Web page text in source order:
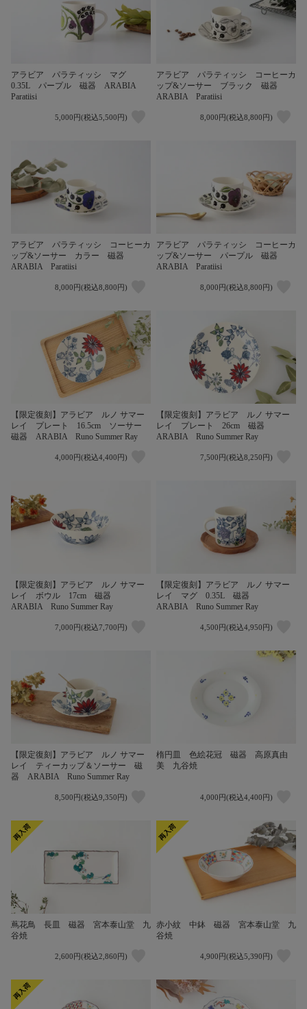
アラビア パラティッシ マグ
0.35L パープル 磁器 ARABIA
Paratiisi
5,000円(税込5,500円)
アラビア パラティッシ コーヒーカ
ップ&ソーサー ブラック 磁器
ARABIA Paratiisi
8,000円(税込8,800円)
アラビア パラティッシ コーヒーカ
ップ&ソーサー カラー 磁器
ARABIA Paratiisi
8,000円(税込8,800円)
アラビア パラティッシ コーヒーカ
ップ&ソーサー パープル 磁器
ARABIA Paratiisi
8,000円(税込8,800円)
【限定復刻】アラビア ルノ サマー
レイ プレート 16.5cm ソーサー
磁器 ARABIA Runo Summer Ray
4,000円(税込4,400円)
【限定復刻】アラビア ルノ サマー
レイ プレート 26cm 磁器
ARABIA Runo Summer Ray
7,500円(税込8,250円)
【限定復刻】アラビア ルノ サマー
レイ ボウル 17cm 磁器
ARABIA Runo Summer Ray
7,000円(税込7,700円)
【限定復刻】アラビア ルノ サマー
レイ マグ 0.35L 磁器
ARABIA Runo Summer Ray
4,500円(税込4,950円)
【限定復刻】アラビア ルノ サマー
レイ ティーカップ＆ソーサー 磁
器 ARABIA Runo Summer Ray
8,500円(税込9,350円)
楕円皿 色絵花冠 磁器 高原真由
美 九谷焼
4,000円(税込4,400円)
蔦花鳥 長皿 磁器 宮本泰山堂 九
谷焼
2,600円(税込2,860円)
赤小紋 中鉢 磁器 宮本泰山堂 九
谷焼
4,900円(税込5,390円)